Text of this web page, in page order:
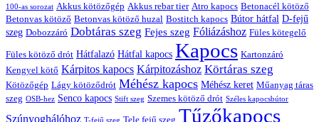
100-as sorozat Akkus kötözőgép Akkus rebar tier Atro kapocs Betonacél kötöző
Betonvas kötöző Betonvas kötöző huzal Bostitch kapocs Bútor hátfal D-fejű
szeg Dobozzáró Dobtáras szeg Fejes szeg Fóliázáshoz Füles kötegelő
Füles kötöző drót Hátfalazó Hátfal kapocs Kapocs Kartonzáró
Kengyel kötő Kárpitos kapocs Kárpitozáshoz Körtáras szeg
Kötözőgép Lágy kötöződrót Méhész kapocs Méhész keret Műanyag táras
szeg OSB-hez Senco kapocs Stift szeg Szemes kötöző drót Széles kapocsbútor
Szúnyoghálóhoz T-fejű szeg Tele fejű szeg Tűzőkapocs